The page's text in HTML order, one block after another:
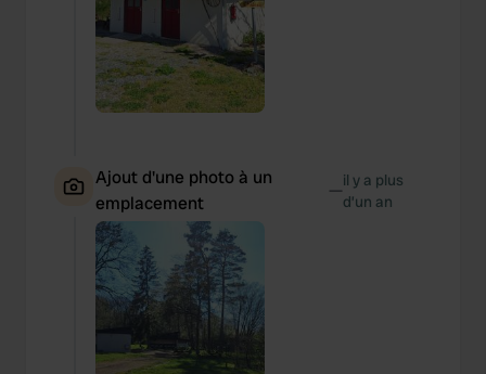
Ajout d'une photo à un
emplacement
—il y a plus
d’un an